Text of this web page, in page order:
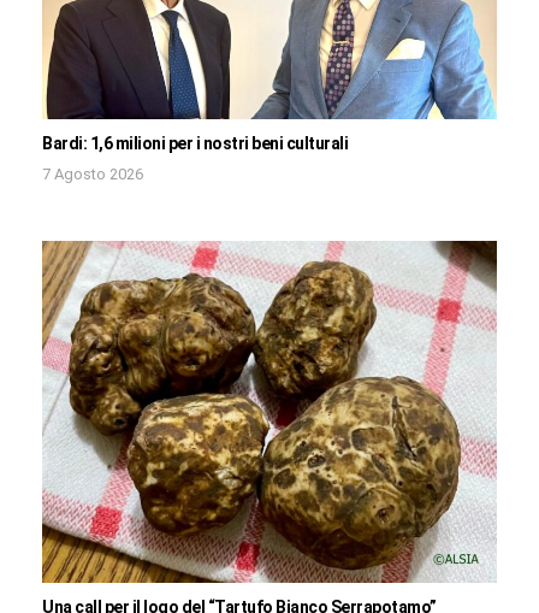
Bardi: 1,6 milioni per i nostri beni culturali
7 Agosto 2026
Una call per il logo del “Tartufo Bianco Serrapotamo”